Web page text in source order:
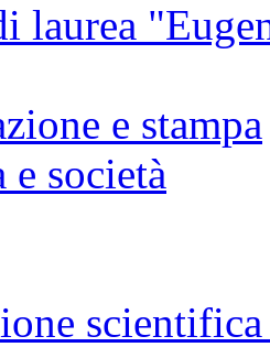
laurea
e stampa
e società